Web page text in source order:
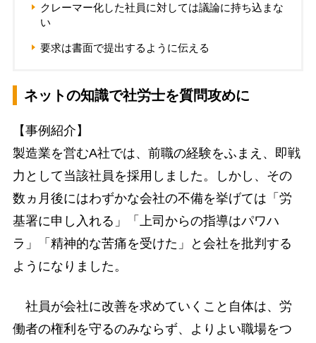
クレーマー化した社員に対しては議論に持ち込まな
い
要求は書面で提出するように伝える
ネットの知識で社労士を質問攻めに
【事例紹介】
製造業を営むA社では、前職の経験をふまえ、即戦
力として当該社員を採用しました。しかし、その
数ヵ月後にはわずかな会社の不備を挙げては「労
基署に申し入れる」「上司からの指導はパワハ
ラ」「精神的な苦痛を受けた」と会社を批判する
ようになりました。
社員が会社に改善を求めていくこと自体は、労
働者の権利を守るのみならず、よりよい職場をつ